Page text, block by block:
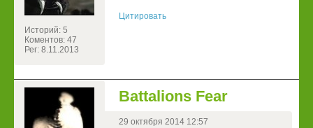
Историй: 5
Коментов: 47
Рег: 8.11.2013
Цитировать
Battalions Fear
29 октября 2014 12:57